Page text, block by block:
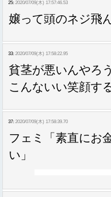
25: 2020/07/09(木) 17:57:46.53
嬢って頭のネジ飛
33: 2020/07/09(木) 17:58:22.95
貧茎が悪いんやろ
こんないい笑顔す
37: 2020/07/09(木) 17:58:39.70
フェミ「素直にお
い」